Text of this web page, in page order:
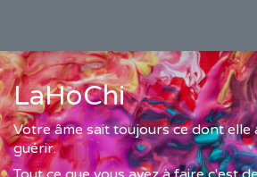
LaHoChi
Votre âme sait toujours ce dont elle
guérir.